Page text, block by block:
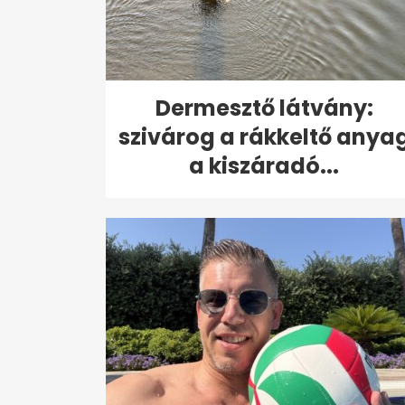
Dermesztő látvány:
szivárog a rákkeltő
a kiszáradó...